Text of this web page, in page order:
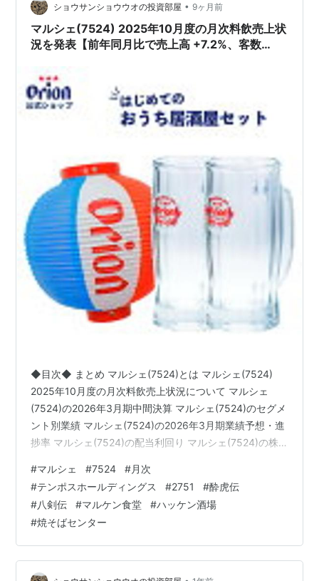
ショウサンショウウオの投資部屋 • 9ヶ月前
マルシェ(7524) 2025年10月度の月次料飲売上状
況を発表【前年同月比で売上高 +7.2%、客数
◆目次◆ まとめ マルシェ(7524)とは マルシェ(7524)
2025年10月度の月次料飲売上状況について マルシェ
(7524)の2026年3月期中間決算 マルシェ(7524)のセグメ
ント別業績 マルシェ(7524)の2026年3月期業績予想・進
捗率 マルシェ(7524)の配当利回り マルシェ(7524)の株
「shousanshouuo」と申します。 中小型バリュー株を中
心とした長期投資スタンスで、 兼業投資家として活動し
ています。 今回の記事では、 「マルシェ(7524) 2025年
10月度の月次料飲売上状況を発表【前年同月比で売上
高…
#マルシェ #7524 #月次
#テンポスホールディングス #2751 #酔虎伝
#八剣伝 #マルケン食堂 #ハッケン酒場
#焼そばセンター